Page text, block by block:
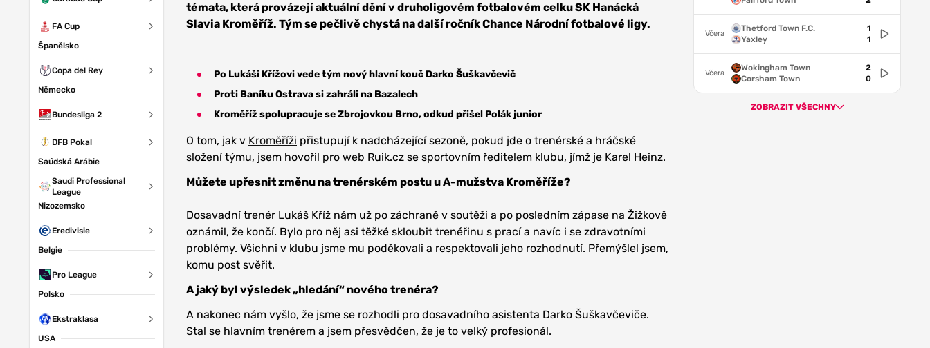
FA Cup
Španělsko
Copa del Rey
Německo
Bundesliga 2
DFB Pokal
Saúdská Arábie
Saudi Professional
League
Nizozemsko
Eredivisie
Belgie
Pro League
Polsko
Ekstraklasa
USA
témata, která provázejí aktuální dění v druholigovém fotbalovém celku SK Hanácká
Slavia Kroměříž. Tým se pečlivě chystá na další ročník Chance Národní fotbalové ligy.
Po Lukáši Křížovi vede tým nový hlavní kouč Darko Šuškavčevič
Proti Baníku Ostrava si zahráli na Bazalech
Kroměříž spolupracuje se Zbrojovkou Brno, odkud přišel Polák junior
O tom, jak v Kroměříži přistupují k nadcházející sezoně, pokud jde o trenérské a hráčské
složení týmu, jsem hovořil pro web Ruik.cz se sportovním ředitelem klubu, jímž je Karel Heinz.
Můžete upřesnit změnu na trenérském postu u A-mužstva Kroměříže?
Dosavadní trenér Lukáš Kříž nám už po záchraně v soutěži a po posledním zápase na Žižkově
oznámil, že končí. Bylo pro něj asi těžké skloubit trenéřinu s prací a navíc i se zdravotními
problémy. Všichni v klubu jsme mu poděkovali a respektovali jeho rozhodnutí. Přemýšlel jsem,
komu post svěřit.
A jaký byl výsledek „hledání“ nového trenéra?
A nakonec nám vyšlo, že jsme se rozhodli pro dosavadního asistenta Darko Šuškavčeviče.
Stal se hlavním trenérem a jsem přesvědčen, že je to velký profesionál.
Včera
Thetford Town F.C.
Yaxley
1
1
Včera
Wokingham Town
Corsham Town
2
0
ZOBRAZIT VŠECHNY